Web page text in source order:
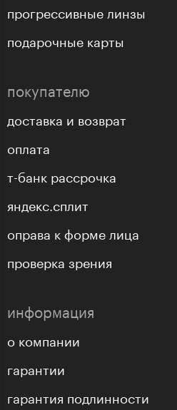
прогрессивные линзы
подарочные карты
покупателю
доставка и возврат
оплата
т-банк рассрочка
яндекс.сплит
оправа к форме лица
проверка зрения
информация
о компании
гарантии
гарантия подлинности